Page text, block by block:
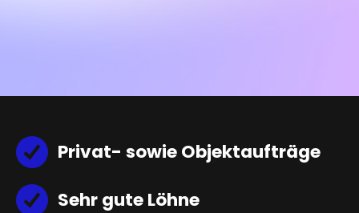
Privat- sowie Objektaufträge
Sehr gute Löhne